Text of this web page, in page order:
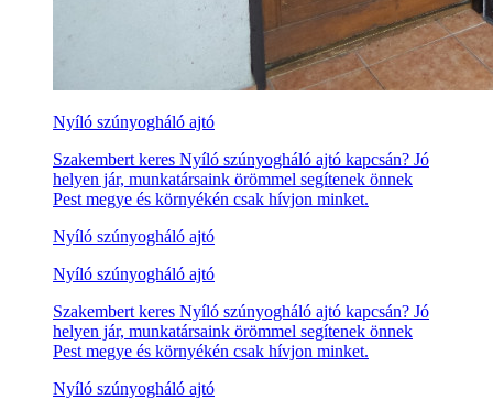
Nyíló szúnyogháló ajtó
Szakembert keres Nyíló szúnyogháló ajtó kapcsán? Jó
helyen jár, munkatársaink örömmel segítenek önnek
Pest megye és környékén csak hívjon minket.
Nyíló szúnyogháló ajtó
Nyíló szúnyogháló ajtó
Szakembert keres Nyíló szúnyogháló ajtó kapcsán? Jó
helyen jár, munkatársaink örömmel segítenek önnek
Pest megye és környékén csak hívjon minket.
Nyíló szúnyogháló ajtó